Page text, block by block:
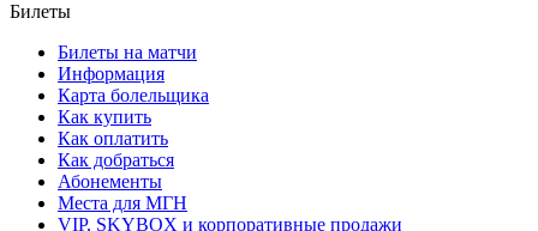
Билеты
Билеты на матчи
Информация
Карта болельщика
Как купить
Как оплатить
Как добраться
Абонементы
Места для МГН
VIP, SKYBOX и корпоративные продажи